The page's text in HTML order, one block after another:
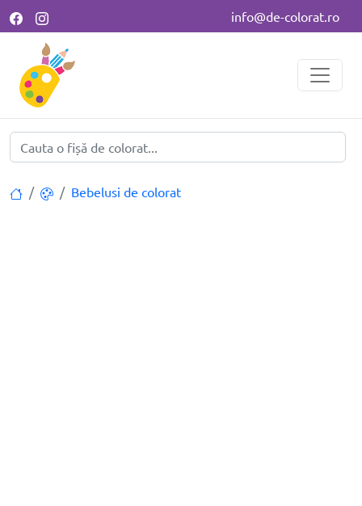
info@de-colorat.ro
Bebelusi de colorat